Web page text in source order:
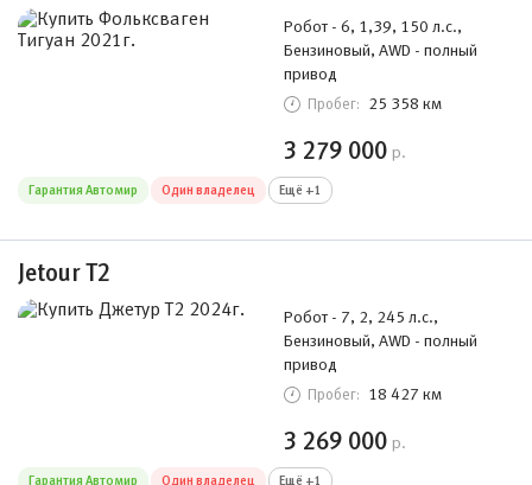
Робот - 6, 1,39, 150 л.с.,
Бензиновый, AWD - полный
привод
Пробег: 25 358 км
3 279 000 р.
Гарантия Автомир Один владелец Ещё +1
Jetour T2
Робот - 7, 2, 245 л.с.,
Бензиновый, AWD - полный
привод
Пробег: 18 427 км
3 269 000 р.
Гарантия Автомир Один владелец Ещё +1